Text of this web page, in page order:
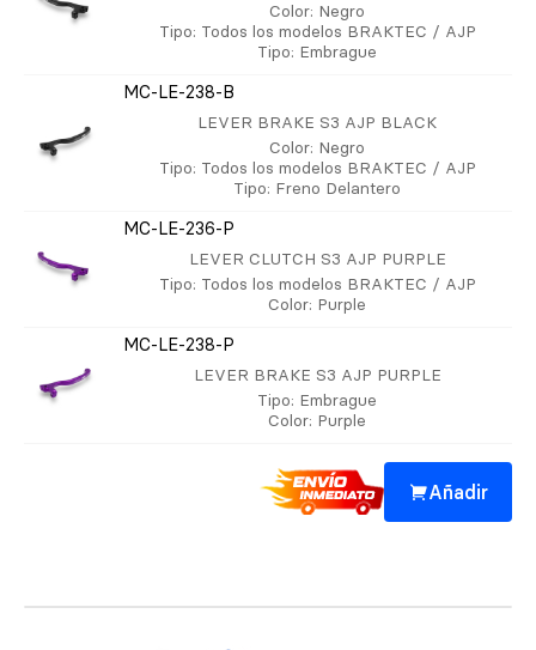
Color: Negro
Tipo: Todos los modelos BRAKTEC / AJP
Tipo: Embrague
MC-LE-238-B
LEVER BRAKE S3 AJP BLACK
Color: Negro
Tipo: Todos los modelos BRAKTEC / AJP
Tipo: Freno Delantero
MC-LE-236-P
LEVER CLUTCH S3 AJP PURPLE
Tipo: Todos los modelos BRAKTEC / AJP
Color: Purple
MC-LE-238-P
LEVER BRAKE S3 AJP PURPLE
Tipo: Embrague
Color: Purple
Añadir